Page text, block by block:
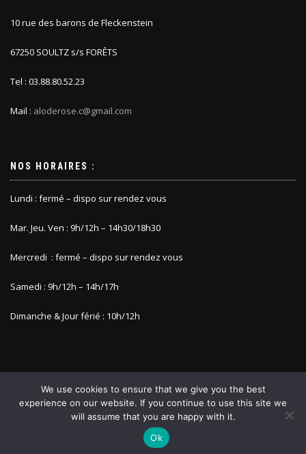
10 rue des barons de Fleckenstein
67250 SOULTZ s/s FORÊTS
Tel : 03.88.80.52.23
Mail : aloderose.c@gmail.com
NOS HORAIRES :
Lundi : fermé – dispo sur rendez vous
Mar. Jeu. Ven : 9h/12h – 14h30/18h30
Mercredi : fermé – dispo sur rendez vous
Samedi : 9h/12h – 14h/17h
Dimanche & Jour férié : 10h/12h
COPYRIGHT @ALODEROSE
We use cookies to ensure that we give you the best
experience on our website. If you continue to use this site we
will assume that you are happy with it.
Ok